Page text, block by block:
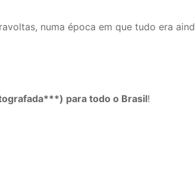
numa época em que tudo era
para todo o Brasil!